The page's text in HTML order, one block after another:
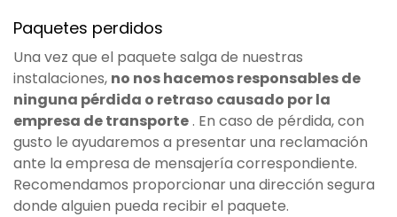
Paquetes perdidos
Una vez que el paquete salga de nuestras
instalaciones, no nos hacemos responsables de
ninguna pérdida o retraso causado por la
empresa de transporte. En caso de pérdida, con
gusto le ayudaremos a presentar una reclamación
ante la empresa de mensajería correspondiente.
Recomendamos proporcionar una dirección segura
donde alguien pueda recibir el paquete.